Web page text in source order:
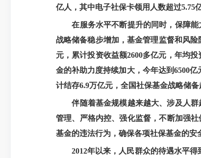
亿人，其中电子社保卡领用人数超过5.75
在服务水平不断提升的同时，保障
战略储备稳步增加，基金管理监督和风
元，累计投资收益额2600多亿元，年均
金的补助力度持续加大，今年达到6500
计结存6.9万亿元，全国社保基金战略储
伴随着基金规模越来越大、涉及人
管理、严格内控、强化监督，不断加强
基金的违法行为，确保各项社保基金的安
2012年以来，人民群众的待遇水平